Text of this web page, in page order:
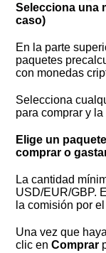
Selecciona una
caso)
En la parte
paquetes
con monedas
Selecciona
para comprar y
Elige un
comprar o
La cantidad
USD/EUR/GBP.
la comisión por
Una vez que
clic enComprar